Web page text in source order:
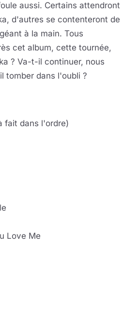
aussi. Certains attendront
d'autres se contenteront de
à la main. Tous
cet album, cette tournée,
? Va-t-il continuer, nous
tomber dans l'oubli ?
fait dans l'ordre)
Love Me